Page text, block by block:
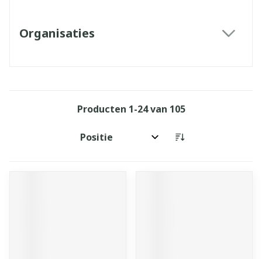
Organisaties
Producten 1-24van 105
Sorteer op: